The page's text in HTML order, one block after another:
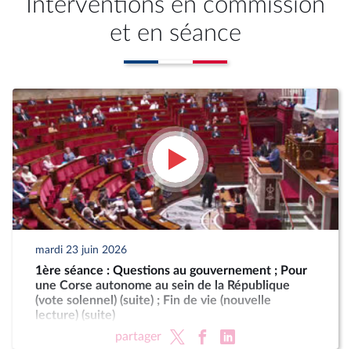
et en séance
mardi 23 juin 2026
1ère séance : Questions au gouvernement ; Pour
une Corse autonome au sein de la République
(vote solennel) (suite) ; Fin de vie (nouvelle
lecture) (suite)
partager